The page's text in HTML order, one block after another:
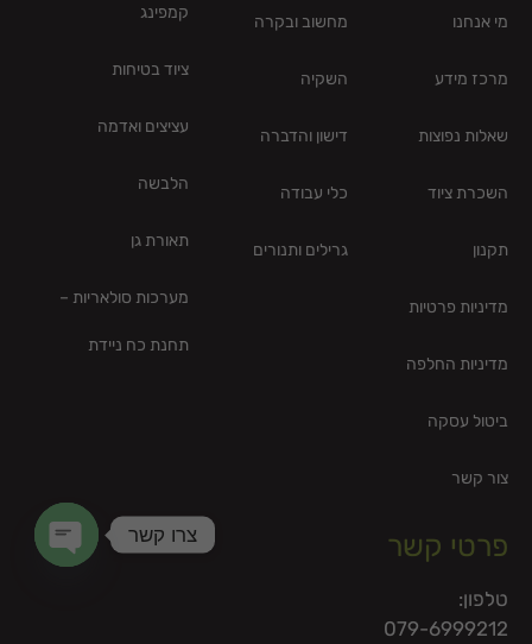
מי אנחנו
מרכז מידע
שאלות נפוצות
השכרת ציוד
תקנון
מדיניות פרטיות
מדיניות החלפה
ביטול עסקה
צור קשר
מחשוב ובקרה
השקיה
דישון והדברה
כלי עבודה
גרילים ותנורים
קמפינג
ציוד בטיחות
עציצים ואדמה
הלבשה
תאורת גן
מערכות סולאריות –
תחנת כח ניידת
פרטי קשר
טלפון:
079-6999212
צרו קשר